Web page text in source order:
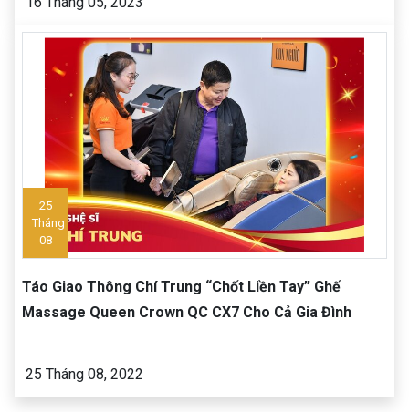
25
Tháng
08
Táo Giao Thông Chí Trung “Chốt Liền Tay” Ghế
Massage Queen Crown QC CX7 Cho Cả Gia Đình
25 Tháng 08, 2022